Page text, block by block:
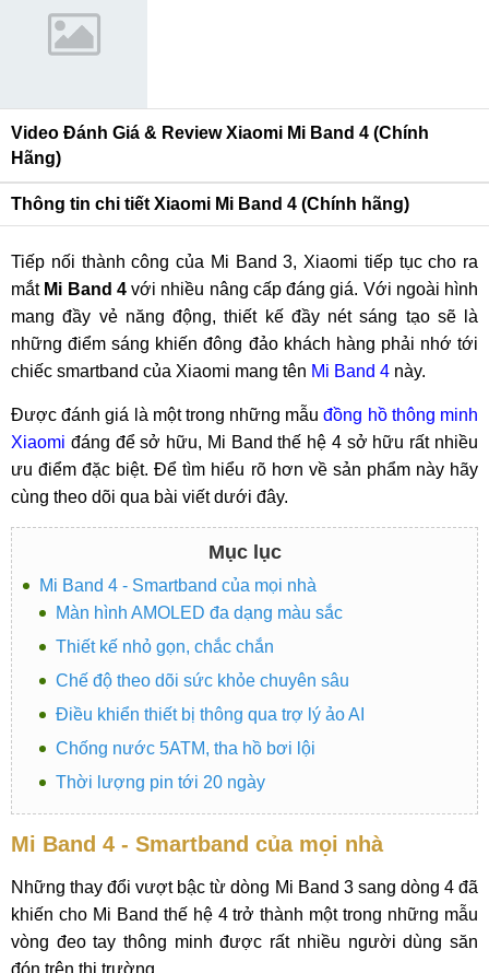
Video Đánh Giá & Review Xiaomi Mi Band 4 (Chính
Hãng)
Thông tin chi tiết Xiaomi Mi Band 4 (Chính hãng)
Tiếp nối thành công của Mi Band 3, Xiaomi tiếp tục cho ra
mắt Mi Band 4với nhiều nâng cấp đáng giá. Với ngoài hình
mang đầy vẻ năng động, thiết kế đầy nét sáng tạo sẽ là
những điểm sáng khiến đông đảo khách hàng phải nhớ tới
chiếc smartband của Xiaomi mang tên Mi Band 4 này.
Được đánh giá là một trong những mẫuđồng hồ thông minh
Xiaomi đáng để sở hữu, Mi Band thế hệ 4 sở hữu rất nhiều
ưu điểm đặc biệt. Để tìm hiểu rõ hơn về sản phẩm này hãy
cùng theo dõi qua bài viết dưới đây.
Mục lục
Mi Band 4 - Smartband của mọi nhà
Màn hình AMOLED đa dạng màu sắc
Thiết kế nhỏ gọn, chắc chắn
Chế độ theo dõi sức khỏe chuyên sâu
Điều khiển thiết bị thông qua trợ lý ảo AI
Chống nước 5ATM, tha hồ bơi lội
Thời lượng pin tới 20 ngày
Mi Band 4 - Smartband của mọi nhà
Những thay đổi vượt bậc từ dòng Mi Band 3 sang dòng 4 đã
khiến cho Mi Band thế hệ 4 trở thành một trong những mẫu
vòng đeo tay thông minh được rất nhiều người dùng săn
đón trên thị trường.